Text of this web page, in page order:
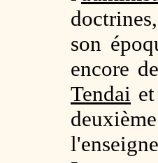
son
encore
Tendai et